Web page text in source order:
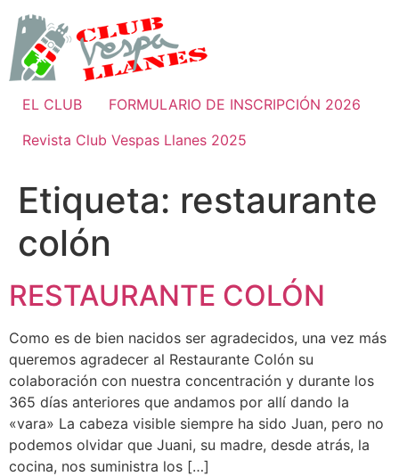
contenido
EL CLUB
FORMULARIO DE INSCRIPCIÓN 2026
Revista Club Vespas Llanes 2025
Etiqueta: restaurante
colón
RESTAURANTE COLÓN
Como es de bien nacidos ser agradecidos, una vez más
queremos agradecer al Restaurante Colón su
colaboración con nuestra concentración y durante los
365 días anteriores que andamos por allí dando la
«vara» La cabeza visible siempre ha sido Juan, pero no
podemos olvidar que Juani, su madre, desde atrás, la
cocina, nos suministra los […]